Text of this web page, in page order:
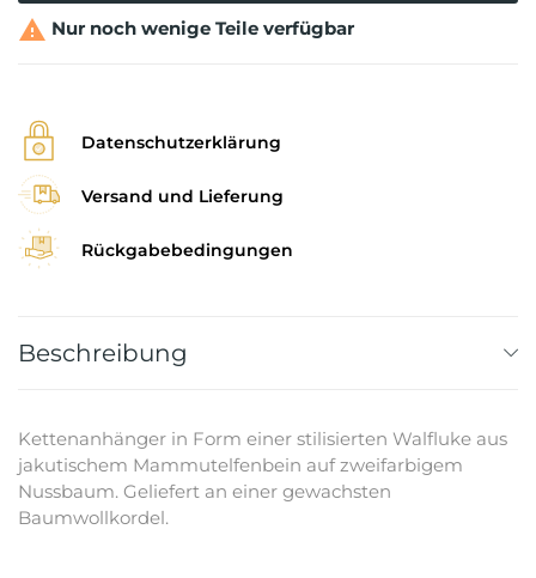
 Nur noch wenige Teile verfügbar
Datenschutzerklärung
Versand und Lieferung
Rückgabebedingungen
Beschreibung
Kettenanhänger in Form einer stilisierten Walfluke aus
jakutischem Mammutelfenbein auf zweifarbigem
Nussbaum. Geliefert an einer gewachsten
Baumwollkordel.